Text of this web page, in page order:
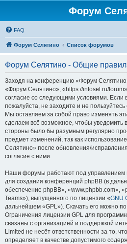
Форум
FAQ
Форум Селятино Список форумов
Форум Селятино - Общие
Заходя на конференцию «Форум
«Форум Селятино», «https://infosel.ru/
согласие со следующими условиями. Если
пожалуйста, не заходите и не
Мы оставляем за собой право изменять
сделаем всё возможное, чтобы уведомить
стороны было бы разумным регулярно
предмет изменений, так как
Селятино» после обновления/
согласие с ними.
Наши форумы работают под управлением
для создания конференций phpBB (в
обеспечение phpBB», «www.phpbb.com»,
Teams»), выпущенного по лицензии «GNU
дальнейшем «GPL»). Скачать его можно
Ограничения лицензии GPL для
связаны с организацией и поддержкой
Limited не несёт ответственности за то,
определяет в качестве допустимого